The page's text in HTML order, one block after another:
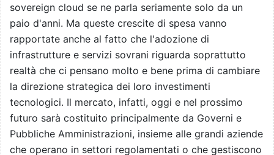
sovereign cloud se ne parla seriamente solo da un
paio d'anni. Ma queste crescite di spesa vanno
rapportate anche al fatto che l'adozione di
infrastrutture e servizi sovrani riguarda soprattutto
realtà che ci pensano molto e bene prima di cambiare
la direzione strategica dei loro investimenti
tecnologici. Il mercato, infatti, oggi e nel prossimo
futuro sarà costituito principalmente da Governi e
Pubbliche Amministrazioni, insieme alle grandi aziende
che operano in settori regolamentati o che gestiscono